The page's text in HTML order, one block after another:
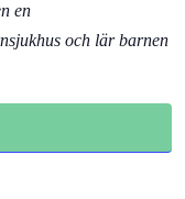
en
och lär barnen